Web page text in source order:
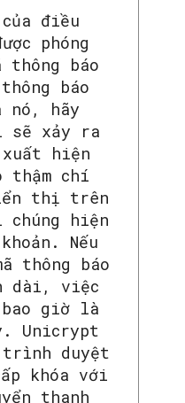
điều
phóng
thông báo
báo
nó, hãy
sẽ xảy ra
hiện
thậm chí
thị trên
hiện
Nếu
thông báo
dài, việc
bao giờ là
Unicrypt
trình duyệt
khóa với
thanh